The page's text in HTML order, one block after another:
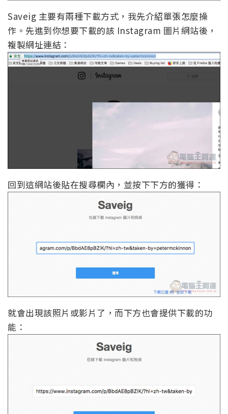
Saveig 主要有兩種下載方式，我先介紹單張怎麼操
作。先進到你想要下載的該 Instagram 圖片網站後，
複製網址連結：
回到這網站後貼在搜尋欄內，並按下下方的獲得：
就會出現該照片或影片了，而下方也會提供下載的功
能：